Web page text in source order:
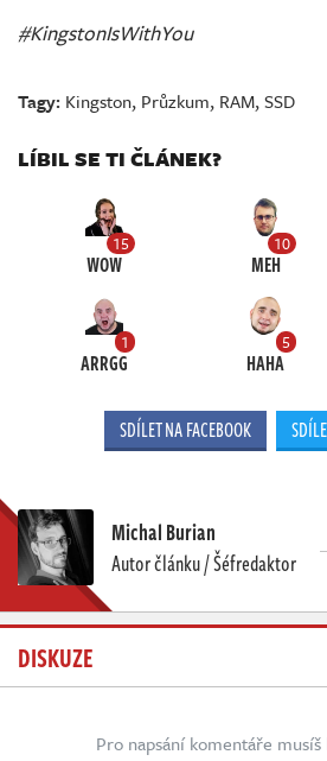
#KingstonIsWithYou
Tagy: Kingston, Průzkum, RAM,SSD
LÍBIL SE TI ČLÁNEK?
15
WOW
10
MEH
1
ARRGG
5
HAHA
SDÍLET NA FACEBOOK
Michal Burian
Autor článku / Šéfredaktor
DISKUZE
Pro napsání komentáře